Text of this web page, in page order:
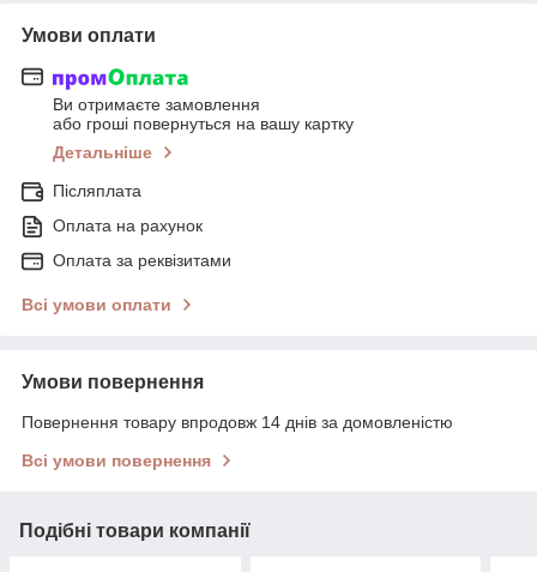
Умови оплати
Ви отримаєте замовлення
або гроші повернуться на вашу картку
Детальніше
Післяплата
Оплата на рахунок
Оплата за реквізитами
Всі умови оплати
Умови повернення
Повернення товару впродовж 14 днів за домовленістю
Всі умови повернення
Подібні товари компанії